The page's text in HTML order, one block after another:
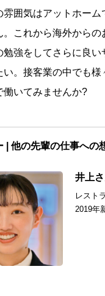
雰囲気はアットホーム
。これから海外からの
勉強をしてさらに良い
い。接客業の中でも様
働いてみませんか?
| 他の先輩の仕事への
井上
レスト
2019年